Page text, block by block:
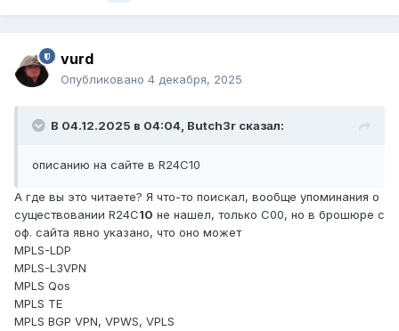
vurd
Опубликовано 4 декабря, 2025
В 04.12.2025 в 04:04, Butch3r сказал:
описанию на сайте в R24C10
А где вы это читаете? Я что-то поискал, вообще упоминания о
существовании R24C10 не нашел, только C00, но в брошюре с
оф. сайта явно указано, что оно может
MPLS-LDP
MPLS-L3VPN
MPLS Qos
MPLS TE
MPLS BGP VPN, VPWS, VPLS